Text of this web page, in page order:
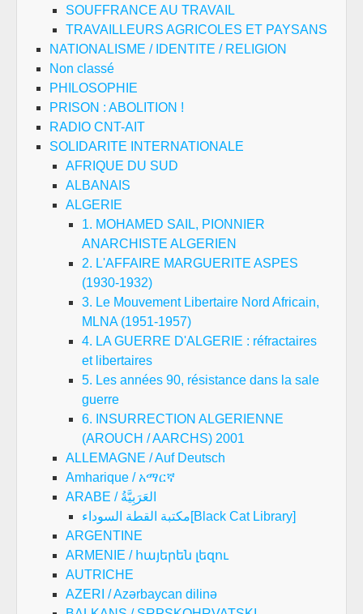
SOUFFRANCE AU TRAVAIL
TRAVAILLEURS AGRICOLES ET PAYSANS
NATIONALISME / IDENTITE / RELIGION
Non classé
PHILOSOPHIE
PRISON : ABOLITION !
RADIO CNT-AIT
SOLIDARITE INTERNATIONALE
AFRIQUE DU SUD
ALBANAIS
ALGERIE
1. MOHAMED SAIL, PIONNIER
ANARCHISTE ALGERIEN
2. L'AFFAIRE MARGUERITE ASPES
(1930-1932)
3. Le Mouvement Libertaire Nord Africain,
MLNA (1951-1957)
4. LA GUERRE D'ALGERIE : réfractaires
et libertaires
5. Les années 90, résistance dans la sale
guerre
6. INSURRECTION ALGERIENNE
(AROUCH / AARCHS) 2001
ALLEMAGNE / Auf Deutsch
Amharique / አማርኛ
ARABE / العَرَبِيَّةُ
مكتبة القطة السوداء[Black Cat Library]
ARGENTINE
ARMENIE / հայերեն լեզու
AUTRICHE
AZERI / Azərbaycan dilinə